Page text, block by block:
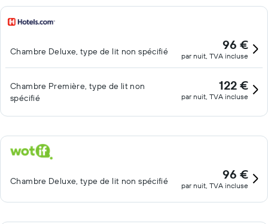
Chambre Deluxe, type de lit non spécifié 96 €
par nuit, TVA incluse
Chambre Première, type de lit non
spécifié
122 €
par nuit, TVA incluse
Chambre Deluxe, type de lit non spécifié 96 €
par nuit, TVA incluse